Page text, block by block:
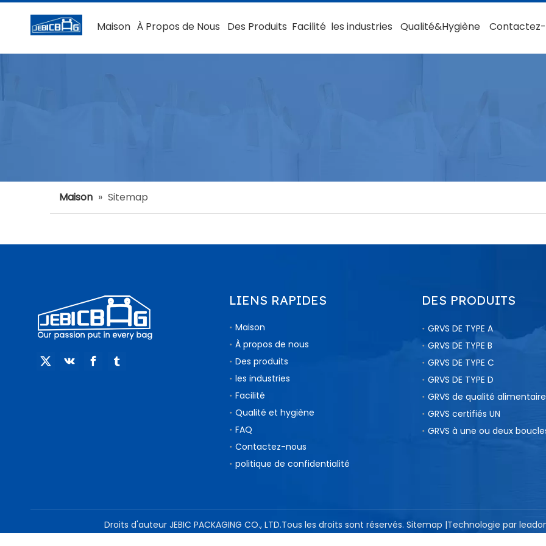
Maison À Propos de Nous Des Produits Facilité les industries Qualité&Hygiène
Maison » Sitemap
LIENS RAPIDES
Maison
À propos de nous
Des produits
les industries
Facilité
Qualité et hygiène
FAQ
Contactez-nous
politique de confidentialité
DES PRODUITS
GRVS DE TYPE A
GRVS DE TYPE B
GRVS DE TYPE C
GRVS DE TYPE D
GRVS de qualité alimentaire
GRVS certifiés UN
GRVS à une ou deux
Droits d'auteur JEBIC PACKAGING CO., LTD.Tous les droits sont réservés. Sitemap |Technologie par